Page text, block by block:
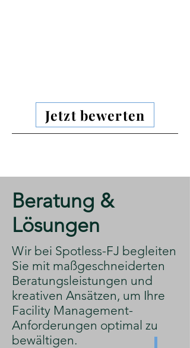
Jetzt bewerten
​Beratung &
Lösungen
​Wir bei Spotless-FJ begleiten
Sie mit maßgeschneiderten
Beratungsleistungen und
kreativen Ansätzen, um Ihre
Facility Management-
Anforderungen optimal zu
bewältigen.